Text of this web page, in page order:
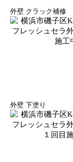
外壁 クラック補修
外壁 下塗り